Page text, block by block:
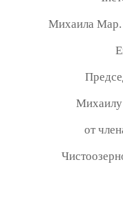
Михаила Мар.
от